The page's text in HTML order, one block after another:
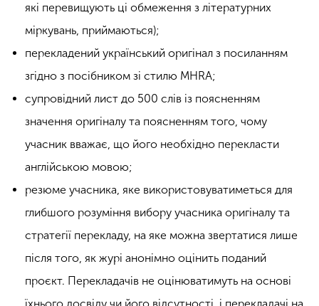
які перевищують ці обмеження з літературних
міркувань, приймаються);
перекладений український оригінал з посиланням
згідно з посібником зі стилю MHRA;
супровідний лист до 500 слів із поясненням
значення оригіналу та поясненням того, чому
учасник вважає, що його необхідно перекласти
англійською мовою;
резюме учасника, яке використовуватиметься для
глибшого розуміння вибору учасника оригіналу та
стратегії перекладу, на яке можна звертатися лише
після того, як журі анонімно оцінить поданий
проєкт. Перекладачів не оцінюватимуть на основі